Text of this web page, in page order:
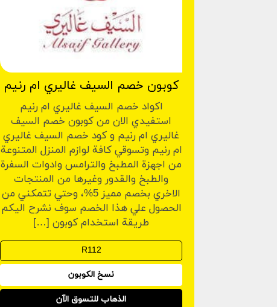
كوبون خصم السيف غاليري ام رنيم
اكواد خصم السيف غاليري ام رنيم
استفيدي الان من كوبون خصم السيف
غاليري ام رنيم و كود خصم السيف غاليري
ام رنيم وتسوقي كافة لوازم المنزل المتنوعة
من اجهزة المطبخ والترامس وادوات السفرة
والطبخ والقدور وغيرها من المنتجات
الاخري بخصم مميز 5%، وحتي تتمكني من
الحصول علي هذا الخصم سوف نشرح اليكم
طريقة استخدام كوبون […]
نسخ الكوبون
الذهاب للتسوق الآن